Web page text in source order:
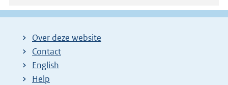
Over deze website
Contact
English
Help